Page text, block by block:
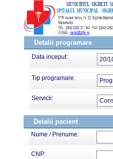
Detalii programare
Data inceput: 20/
Tip programare:
Servicii:
Detalii pacient
Nume / Prenume:
CNP: